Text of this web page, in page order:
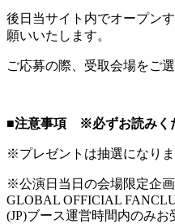
後日当サイト内でオープン
願いいたします。
ご応募の際、受取会場をご
■注意事項 ※必ずお読みく
※プレゼントは抽選になりま
※公演日当日の会場限定企
GLOBAL OFFICIAL
(JP)ブース運営時間内のみ